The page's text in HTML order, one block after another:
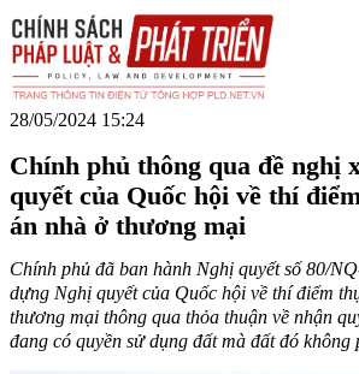
28/05/2024 15:24
Chính phủ thông qua đề nghị
quyết của Quốc hội về thí
án nhà ở thương mại
Chính phủ đã ban hành Nghị quyết số 80/
dựng Nghị quyết của Quốc hội về thí điểm
thương mại thông qua thỏa thuận về nhận
đang có quyền sử dụng đất mà đất đó không